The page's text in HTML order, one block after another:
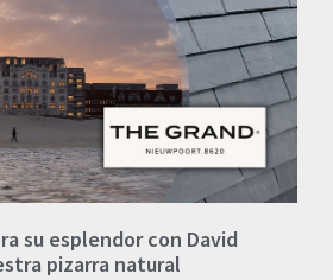
su esplendor con David
pizarra natural